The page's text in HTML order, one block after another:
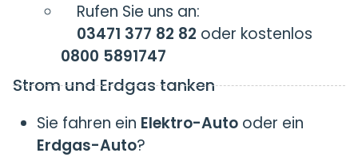
Rufen Sie uns an:
03471 377 82 82 oder kostenlos
0800 5891747
Strom und Erdgas tanken
Sie fahren ein Elektro-Auto oder ein
Erdgas-Auto?